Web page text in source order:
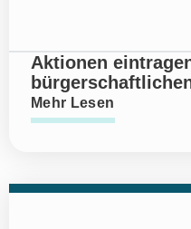
Aktionen
Mehr Lesen